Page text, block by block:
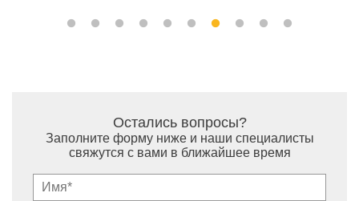
Остались вопросы?
Заполните форму ниже и наши специалисты
свяжутся с вами в ближайшее время